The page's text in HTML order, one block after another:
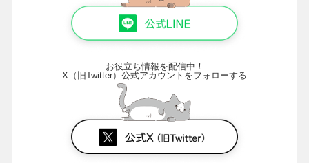
お役立ち情報を配信中！
X（旧Twitter）公式アカウントをフォローする